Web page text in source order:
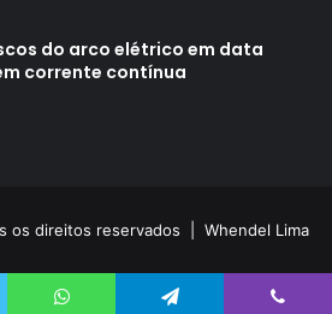
do arco elétrico em data
corrente contínua
os direitos reservados | Whendel Lima